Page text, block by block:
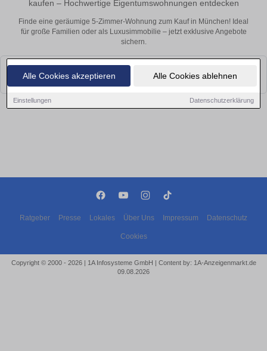
Alle Cookies akzeptieren Alle Cookies ablehnen
Einstellungen Datenschutzerklärung
kaufen – Hochwertige Eigentumswohnungen entdecken
Finde eine geräumige 5-Zimmer-Wohnung zum Kauf in München! Ideal
für große Familien oder als Luxusimmobilie – jetzt exklusive Angebote
sichern.
Leider konnten wir derzeit keine passenden Objekte finden. Schauen Sie
bald wieder vorbei!
Ratgeber Presse Lokales Über Uns Impressum Datenschutz
Cookies
Copyright © 2000 - 2026 | 1A Infosysteme GmbH | Content by: 1A-Anzeigenmarkt.de
09.08.2026